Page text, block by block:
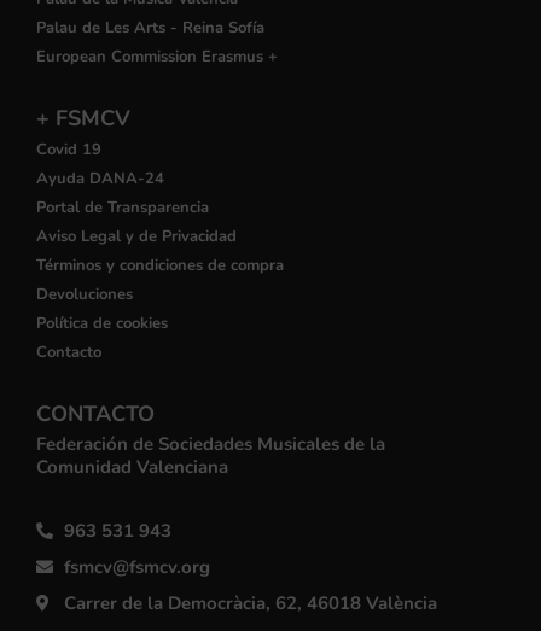
Palau de Les Arts - Reina Sofía
European Commission Erasmus +
+ FSMCV
Covid 19
Ayuda DANA-24
Portal de Transparencia
Aviso Legal y de Privacidad
Términos y condiciones de compra
Devoluciones
Política de cookies
Contacto
CONTACTO
Federación de Sociedades Musicales de la
Comunidad Valenciana
963 531 943
fsmcv@fsmcv.org
Carrer de la Democràcia, 62, 46018 València